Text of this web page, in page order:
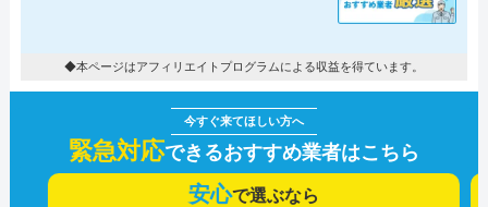
◆本ページはアフィリエイトプログラムによる収益を得ています。
緊急対応できるおすすめ業者はこちら
安心で選ぶなら